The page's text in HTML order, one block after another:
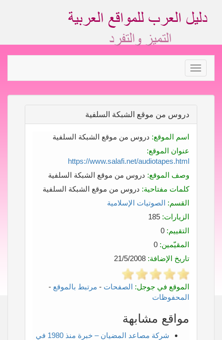
Toggle
navigation
دروس من موقع الشبكة السلفية
اسم الموقع: دروس من موقع الشبكة السلفية
عنوان الموقع:
https://www.salafi.net/audiotapes.html
وصف الموقع: دروس من موقع الشبكة السلفية
كلمات مفتاحية: دروس من موقع الشبكة السلفية
القسم: الصوتيات الإسلامية
الزيارات:
التقييم:
المقيّمين:
تاريخ الإضافة:
الموقع في جوجل: الصفحات - مرتبط بالموقع -
المحفوظات
مواقع مشابهة
شركة مصاعد المضيان – خبرة منذ 1980 في